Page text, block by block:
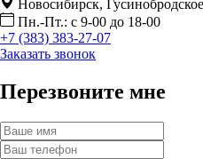
Новосибирск,
Пн.-Пт.: с 9-00 до 18-00
+7 (383) 383-27-07
Заказать звонок
Перезвоните мне